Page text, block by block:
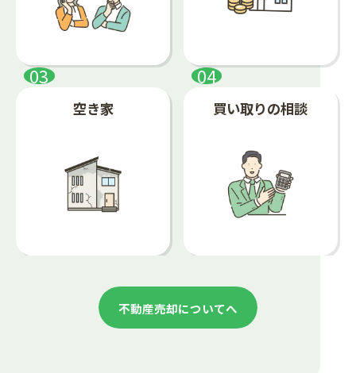
空き家 買い取りの相談
不動産売却についてへ